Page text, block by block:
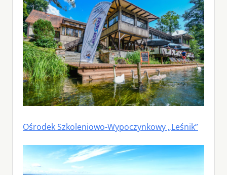
Ośrodek Szkoleniowo-Wypoczynkowy „Leśnik”